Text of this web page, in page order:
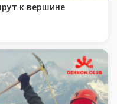
к вершине